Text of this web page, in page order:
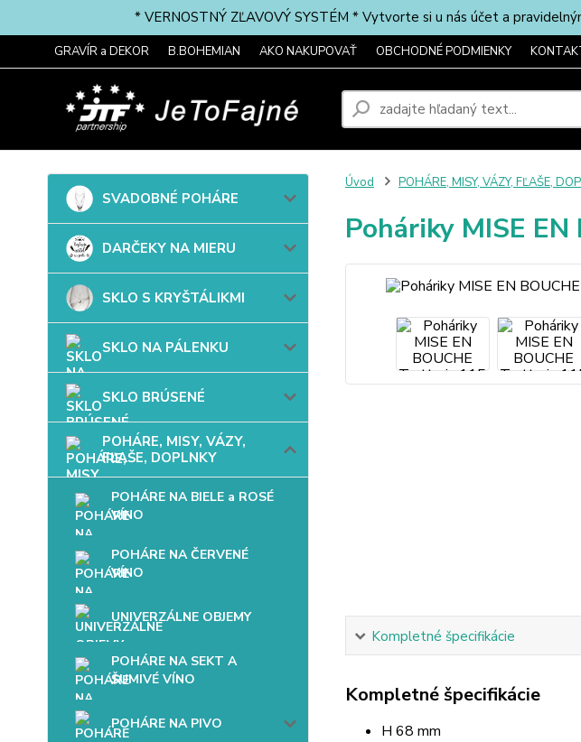
* VERNOSTNÝ ZĽAVOVÝ SYSTÉM * Vytvorte si u nás účet a
GRAVÍR a DEKOR B.BOHEMIAN AKO NAKUPOVAŤ OBCHODNÉ PODMIENKY
SVADOBNÉ POHÁRE
DARČEKY NA MIERU
SKLO S KRYŠTÁLIKMI
SKLO NA PÁLENKU
SKLO BRÚSENÉ
POHÁRE, MISY, VÁZY,
FĽAŠE, DOPLNKY
POHÁRE NA BIELE a ROSÉ
VÍNO
POHÁRE NA ČERVENÉ
VÍNO
UNIVERZÁLNE OBJEMY
POHÁRE NA SEKT A
ŠUMIVÉ VÍNO
POHÁRE NA PIVO
Úvod POHÁRE, MISY, VÁZY, FĽAŠE,
Poháriky MISE
Kompletné špecifikácie
Kompletné špecifikácie
H 68 mm